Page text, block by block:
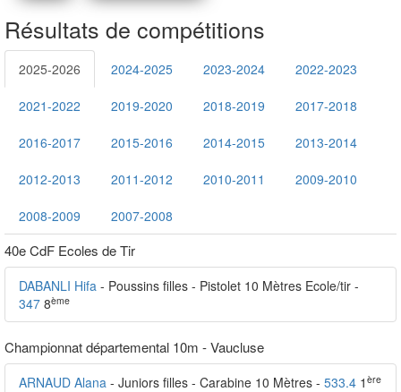
Résultats de compétitions
2025-2026 2024-2025 2023-2024 2022-2023
2021-2022 2019-2020 2018-2019 2017-2018
2016-2017 2015-2016 2014-2015 2013-2014
2012-2013 2011-2012 2010-2011 2009-2010
2008-2009 2007-2008
40e CdF Ecoles de Tir
DABANLI Hifa - Poussins filles - Pistolet 10 Mètres Ecole/tir -
347 8ème
Championnat départemental 10m - Vaucluse
ARNAUD Alana - Juniors filles - Carabine 10 Mètres - 533.4 1 ère